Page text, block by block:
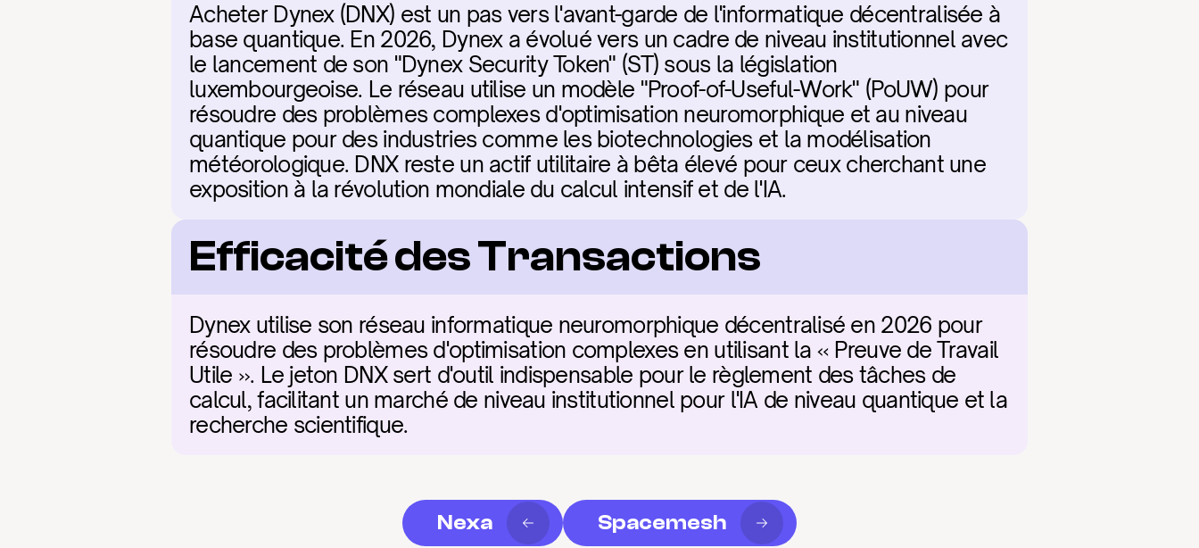
Acheter Dynex (DNX) est un pas vers l'avant-garde de l'informatique décentralisée à
base quantique. En 2026, Dynex a évolué vers un cadre de niveau institutionnel avec
le lancement de son "Dynex Security Token" (ST) sous la législation
luxembourgeoise. Le réseau utilise un modèle "Proof-of-Useful-Work" (PoUW) pour
résoudre des problèmes complexes d'optimisation neuromorphique et au niveau
quantique pour des industries comme les biotechnologies et la modélisation
météorologique. DNX reste un actif utilitaire à bêta élevé pour ceux cherchant une
exposition à la révolution mondiale du calcul intensif et de l'IA.
Efficacité des Transactions
Dynex utilise son réseau informatique neuromorphique décentralisé en 2026 pour
résoudre des problèmes d'optimisation complexes en utilisant la « Preuve de Travail
Utile ». Le jeton DNX sert d'outil indispensable pour le règlement des tâches de
calcul, facilitant un marché de niveau institutionnel pour l'IA de niveau quantique et la
recherche scientifique.
Nexa Spacemesh